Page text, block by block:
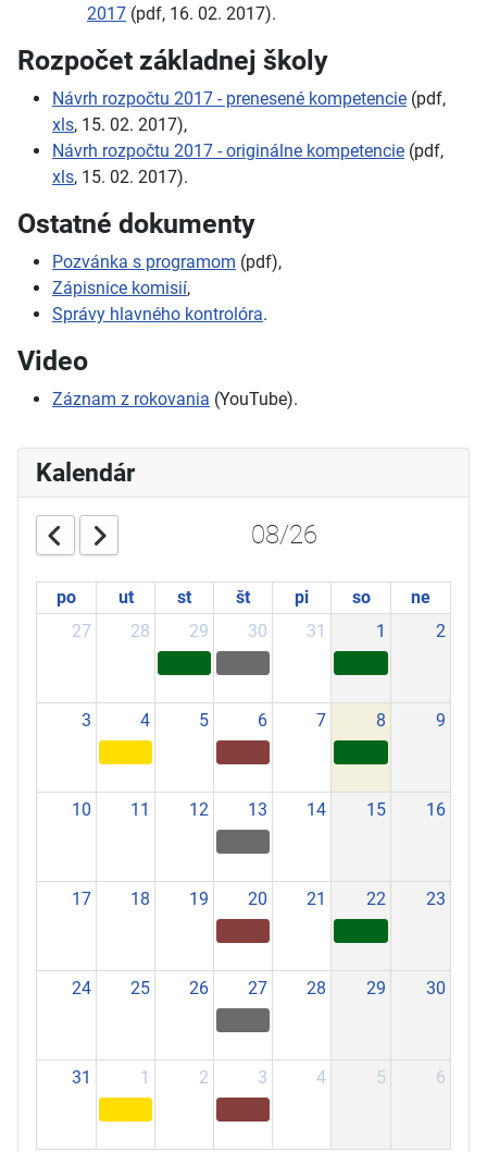
2017 (pdf, 16. 02. 2017).
Rozpočet základnej školy
Návrh rozpočtu 2017 - prenesené kompetencie (pdf,
xls, 15. 02. 2017),
Návrh rozpočtu 2017 - originálne kompetencie (pdf,
xls, 15. 02. 2017).
Ostatné dokumenty
Pozvánka s programom (pdf),
Zápisnice komisií,
Správy hlavného kontrolóra.
Video
Záznam z rokovania (YouTube).
Kalendár
08/26
po ut st št pi so
ne
27
28 29 30 31 1 2
3 4 5 6 7 8 9
10 11 12 13 14 15 16
17 18 19 20 21 22 23
24 25 26 27 28 29 30
31 1 2 3 4 5 6